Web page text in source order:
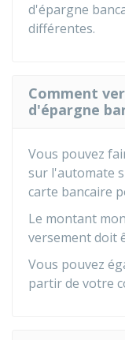
d'épargne
différentes.
Comment
d'épargne
Vous pouvez
sur l'automate
carte bancaire
Le montant
versement doit
Vous pouvez
partir de votre